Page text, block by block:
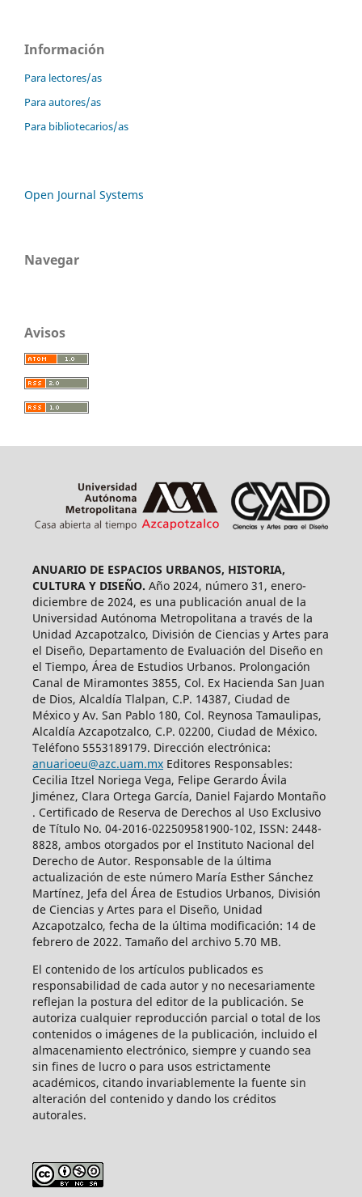
Información
Para lectores/as
Para autores/as
Para bibliotecarios/as
Open Journal Systems
Navegar
Avisos
ANUARIO DE ESPACIOS URBANOS, HISTORIA,
CULTURA Y DISEÑO. Año 2024, número 31, enero-
diciembre de 2024, es una publicación anual de la
Universidad Autónoma Metropolitana a través de la
Unidad Azcapotzalco, División de Ciencias y Artes para
el Diseño, Departamento de Evaluación del Diseño en
el Tiempo, Área de Estudios Urbanos. Prolongación
Canal de Miramontes 3855, Col. Ex Hacienda San Juan
de Dios, Alcaldía Tlalpan, C.P. 14387, Ciudad de
México y Av. San Pablo 180, Col. Reynosa Tamaulipas,
Alcaldía Azcapotzalco, C.P. 02200, Ciudad de México.
Teléfono 5553189179. Dirección electrónica:
anuarioeu@azc.uam.mxEditores Responsables:
Cecilia Itzel Noriega Vega, Felipe Gerardo Ávila
Jiménez, Clara Ortega García, Daniel Fajardo Montaño
. Certificado de Reserva de Derechos al Uso Exclusivo
de Título No. 04-2016-022509581900-102, ISSN: 2448-
8828, ambos otorgados por el Instituto Nacional del
Derecho de Autor. Responsable de la última
actualización de este número María Esther Sánchez
Martínez, Jefa del Área de Estudios Urbanos, División
de Ciencias y Artes para el Diseño, Unidad
Azcapotzalco, fecha de la última modificación: 14 de
febrero de 2022. Tamaño del archivo 5.70 MB.
El contenido de los artículos publicados es
responsabilidad de cada autor y no necesariamente
reflejan la postura del editor de la publicación. Se
autoriza cualquier reproducción parcial o total de los
contenidos o imágenes de la publicación, incluido el
almacenamiento electrónico, siempre y cuando sea
sin fines de lucro o para usos estrictamente
académicos, citando invariablemente la fuente sin
alteración del contenido y dando los créditos
autorales.